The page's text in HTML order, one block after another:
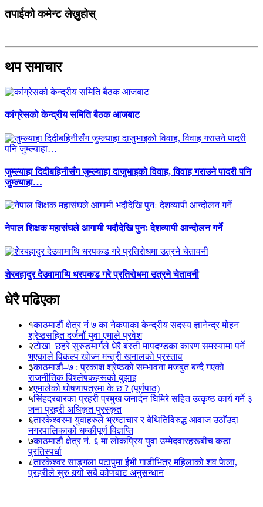
तपाईको कमेन्ट लेख्नुहोस्
थप समाचार
कांग्रेसको केन्द्रीय समिति बैठक आजबाट
जुम्ल्याहा दिदीबहिनीसँग जुम्ल्याहा दाजुभाइको विवाह, विवाह गराउने पादरी पनि
जुम्ल्याहा…
नेपाल शिक्षक महासंघले आगामी भदौदेखि पुनः देशव्यापी आन्दोलन गर्ने
शेरबहादुर देउवामाथि धरपकड गरे प्रतिरोधमा उत्रने चेतावनी
धेरै पढिएका
१काठमाडौं क्षेत्र नं ७ का नेकपाका केन्द्रीय सदस्य ज्ञानेन्द्र मोहन
श्रेष्ठसहित दर्जनौं युवा एमाले प्रवेश
२टोखा–छहरे सुरुङमार्गले धेरै बस्ती मापदण्डका कारण समस्यामा पर्ने
भएकाले विकल्प खोज्न मन्त्री खनालको प्रस्ताव
३काठमाडौं–७ : प्रकाश श्रेष्ठको सम्भावना मजबुत बन्दै गएको
राजनीतिक विश्लेषकहरूको बुझाइ
४एमालेको घोषणापत्रमा के छ ? (पूर्णपाठ)
५सिंहदरबारका प्रहरी प्रमुख जनार्दन घिमिरे सहित उत्कृष्ठ कार्य गर्ने ३
जना प्रहरी अधिकृत पुरस्कृत
६तारकेश्वरमा युवाहरुले भ्रष्टाचार र बेथितिविरुद्ध आवाज उठाँउदा
नगरपालिकाको धम्कीपूर्ण विज्ञप्ति
७काठमाडौं क्षेत्र नं. ६ मा लोकप्रिय युवा उम्मेदवारहरूबीच कडा
प्रतिस्पर्धा
८तारकेश्वर साङ्गला पटापुमा ईभी गाडीभित्र महिलाको शव फेला,
प्रहरीले सुरु गर्‍यो सबै कोणबाट अनुसन्धान